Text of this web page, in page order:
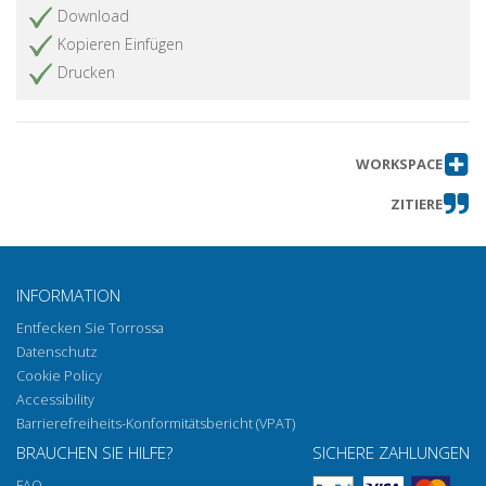
Download
Kopieren Einfügen
Drucken
WORKSPACE
ZITIERE
INFORMATION
Entfecken Sie Torrossa
Datenschutz
Cookie Policy
Accessibility
Barrierefreiheits-Konformitätsbericht (VPAT)
BRAUCHEN SIE HILFE? SICHERE ZAHLUNGEN